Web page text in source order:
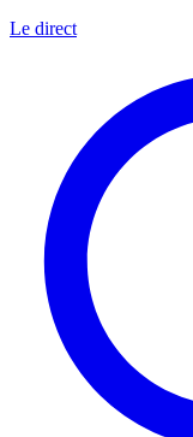
Le direct